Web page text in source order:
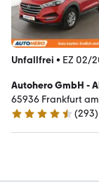
Unfallfrei • EZ 02/
Autohero GmbH -
65936 Frankfurt
4.6 Sterne
(293)